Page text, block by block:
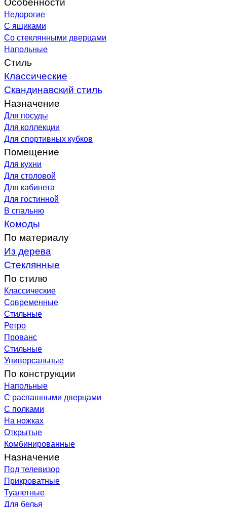
Недорогие
С ящиками
Со стеклянными дверцами
Напольные
Стиль
Классические
Скандинавский стиль
Назначение
Для посуды
Для коллекции
Для спортивных кубков
Помещение
Для кухни
Для столовой
Для кабинета
Для гостинной
В спальню
Комоды
По материалу
Из дерева
Стеклянные
По стилю
Классические
Современные
Стильные
Ретро
Прованс
Стильные
Универсальные
По конструкции
Напольные
С распашными дверцами
С полками
На ножках
Открытые
Комбинированные
Назначение
Под телевизор
Прикроватные
Туалетные
Для белья